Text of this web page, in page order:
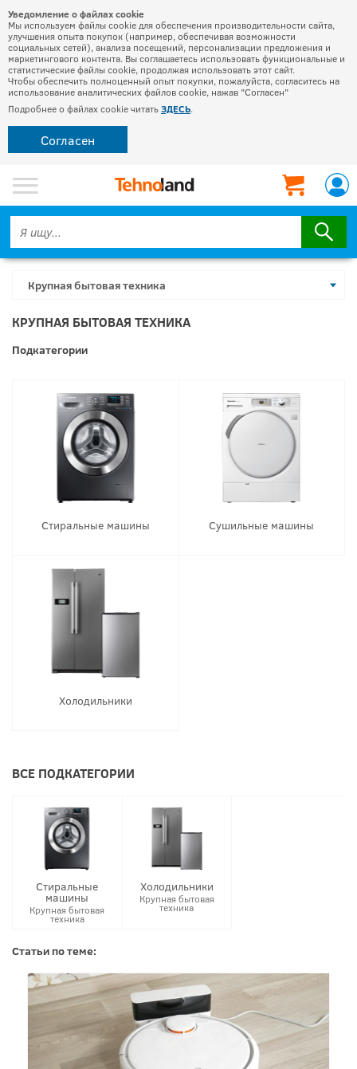
Уведомление о файлах cookie
Мы используем файлы cookie для обеспечения производительности сайта,
улучшения опыта покупок (например, обеспечивая возможности
социальных сетей), анализа посещений, персонализации предложения и
маркетингового контента. Вы соглашаетесь использовать функциональные и
статистические файлы cookie, продолжая использовать этот сайт.
Чтобы обеспечить полноценный опыт покупки, пожалуйста, согласитесь на
использование аналитических файлов cookie, нажав "Согласен"
Подробнее о файлах cookie читатьЗДЕСЬ.
Согласен
Крупная бытовая техника
КРУПНАЯ БЫТОВАЯ ТЕХНИКА
Подкатегории
Стиральные машины Сушильные машины
Холодильники
ВСЕ ПОДКАТЕГОРИИ
Стиральные
машины
Крупная бытовая
техника
Холодильники
Крупная бытовая
техника
Статьи по теме: